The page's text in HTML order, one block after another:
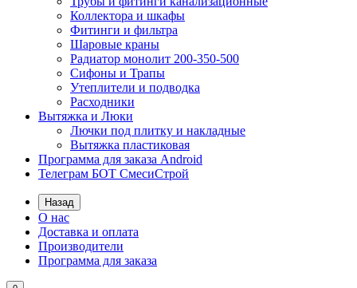
Коллектора и шкафы
Фитинги и фильтра
Шаровые краны
Радиатор монолит 200-350-500
Сифоны и Трапы
Утеплители и подводка
Расходники
Вытяжка и Люки
Лючки под плитку и накладные
Вытяжка пластиковая
Программа для заказа Android
Телеграм БОТ СмесиСтрой
Назад
О нас
Доставка и оплата
Производители
Программа для заказа